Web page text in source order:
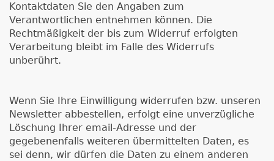
Kontaktdaten Sie den Angaben zum
Verantwortlichen entnehmen können. Die
Rechtmäßigkeit der bis zum Widerruf erfolgten
Verarbeitung bleibt im Falle des Widerrufs
unberührt.
Wenn Sie Ihre Einwilligung widerrufen bzw. unseren
Newsletter abbestellen, erfolgt eine unverzügliche
Löschung Ihrer email-Adresse und der
gegebenenfalls weiteren übermittelten Daten, es
sei denn, wir dürfen die Daten zu einem anderen